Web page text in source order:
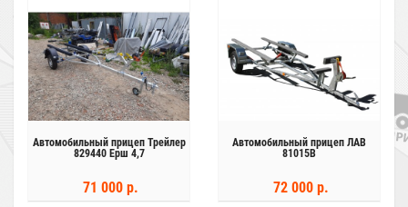
Автомобильный прицеп Трейлер
829440 Ерш 4,7
71 000 р.
Автомобильный прицеп ЛАВ
81015В
72 000 р.